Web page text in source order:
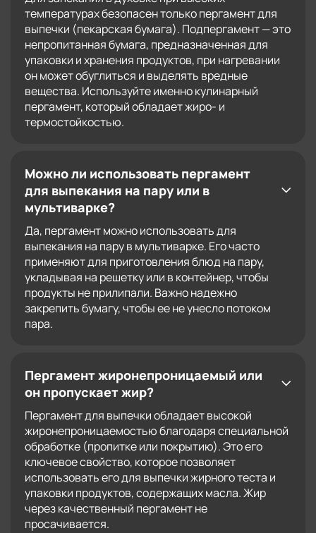
температурах безопасен только пергамент для
выпечки (пекарская бумага). Подпергамент — это
непропитанная бумага, предназначенная для
упаковки и хранения продуктов, при нагревании
он может обуглиться и выделять вредные
вещества. Используйте именно кулинарный
пергамент, который обладает жиро- и
термостойкостью.
Можно ли использовать пергамент
для выпекания на пару или в
мультиварке?
Да, пергамент можно использовать для
выпекания на пару в мультиварке. Его часто
применяют для приготовления блюд на пару,
укладывая на решетку или в контейнер, чтобы
продукты не прилипали. Важно надежно
закрепить бумагу, чтобы ее не унесло потоком
пара.
Пергамент жиронепроницаемый или
он пропускает жир?
Пергамент для выпечки обладает высокой
жиронепроницаемостью благодаря специальной
обработке (пропитке или покрытию). Это его
ключевое свойство, которое позволяет
использовать его для выпечки жирного теста и
упаковки продуктов, содержащих масла. Жир
через качественный пергамент не
просачивается.